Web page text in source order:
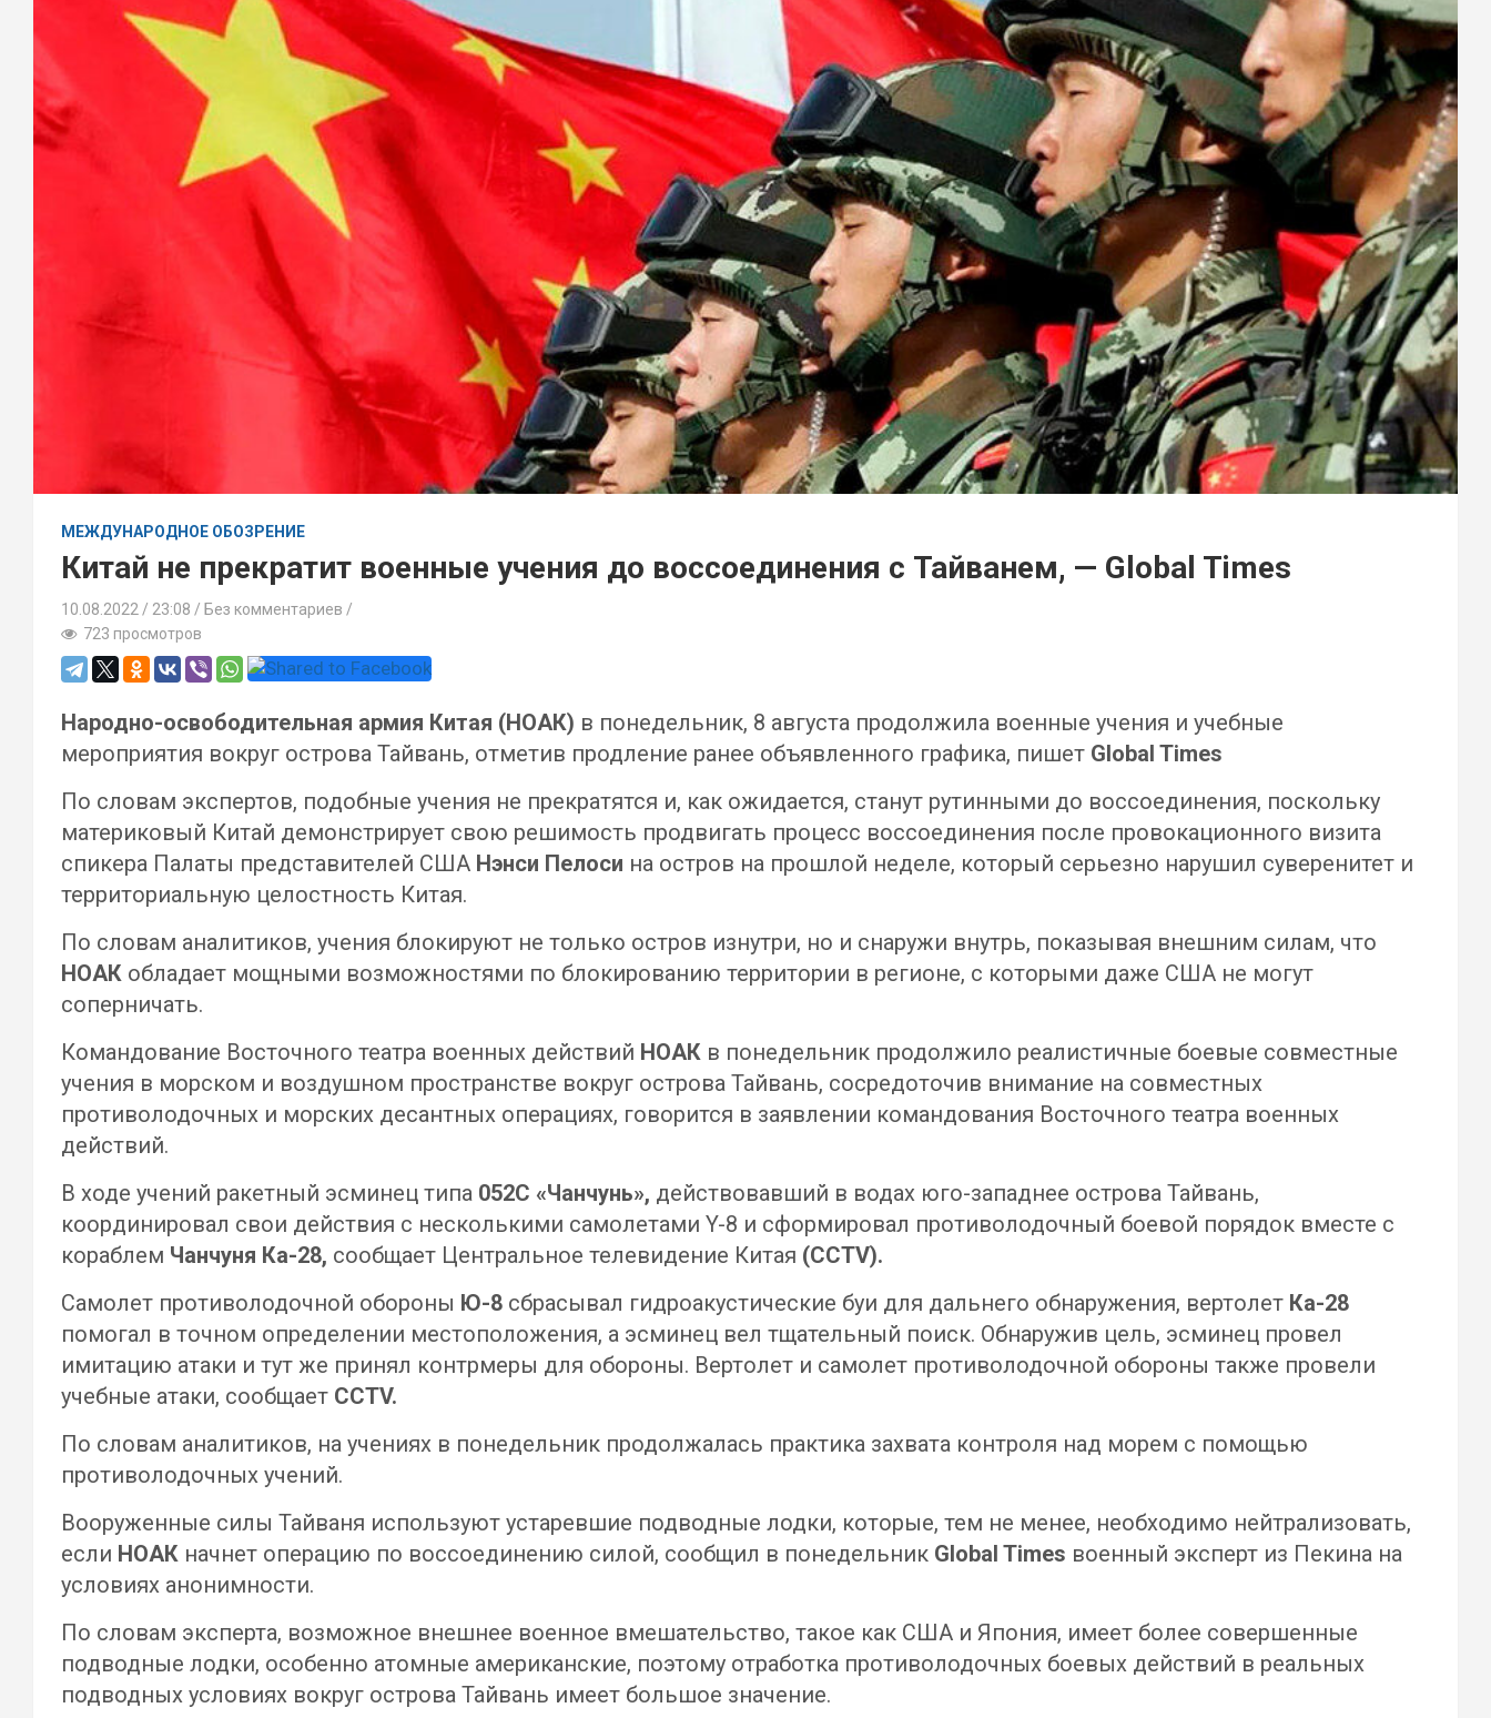
МЕЖДУНАРОДНОЕ ОБОЗРЕНИЕ
Китай не прекратит военные учения до воссоединения с Тайванем, — Global Times
10.08.2022 23:08 / Без комментариев
723 просмотров
Народно-освободительная армия Китая (НОАК) в понедельник, 8 августа продолжила военные учения и учебные
мероприятия вокруг острова Тайвань, отметив продление ранее объявленного графика, пишет Global Times
По словам экспертов, подобные учения не прекратятся и, как ожидается, станут рутинными до воссоединения, поскольку
материковый Китай демонстрирует свою решимость продвигать процесс воссоединения после провокационного визита
спикера Палаты представителей США Нэнси Пелоси на остров на прошлой неделе, который серьезно нарушил суверенитет и
территориальную целостность Китая.
По словам аналитиков, учения блокируют не только остров изнутри, но и снаружи внутрь, показывая внешним силам, что
НОАК обладает мощными возможностями по блокированию территории в регионе, с которыми даже США не могут
соперничать.
Командование Восточного театра военных действий НОАК в понедельник продолжило реалистичные боевые совместные
учения в морском и воздушном пространстве вокруг острова Тайвань, сосредоточив внимание на совместных
противолодочных и морских десантных операциях, говорится в заявлении командования Восточного театра военных
действий.
В ходе учений ракетный эсминец типа 052С «Чанчунь», действовавший в водах юго-западнее острова Тайвань,
координировал свои действия с несколькими самолетами Y-8 и сформировал противолодочный боевой порядок вместе с
кораблем Чанчуня Ка-28, сообщает Центральное телевидение Китая (CCTV).
Самолет противолодочной обороны Ю-8 сбрасывал гидроакустические буи для дальнего обнаружения, вертолет Ка-28
помогал в точном определении местоположения, а эсминец вел тщательный поиск. Обнаружив цель, эсминец провел
имитацию атаки и тут же принял контрмеры для обороны. Вертолет и самолет противолодочной обороны также провели
учебные атаки, сообщает CCTV.
По словам аналитиков, на учениях в понедельник продолжалась практика захвата контроля над морем с помощью
противолодочных учений.
Вооруженные силы Тайваня используют устаревшие подводные лодки, которые, тем не менее, необходимо нейтрализовать,
если НОАК начнет операцию по воссоединению силой, сообщил в понедельник Global Times военный эксперт из Пекина на
условиях анонимности.
По словам эксперта, возможное внешнее военное вмешательство, такое как США и Япония, имеет более совершенные
подводные лодки, особенно атомные американские, поэтому отработка противолодочных боевых действий в реальных
подводных условиях вокруг острова Тайвань имеет большое значение.